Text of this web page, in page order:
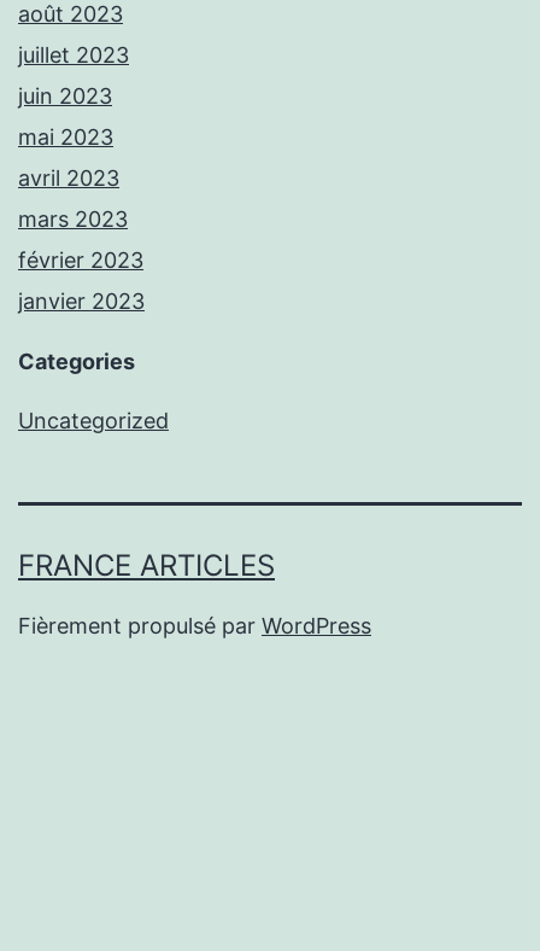
août 2023
juillet 2023
juin 2023
mai 2023
avril 2023
mars 2023
février 2023
janvier 2023
Categories
Uncategorized
FRANCE ARTICLES
Fièrement propulsé par WordPress